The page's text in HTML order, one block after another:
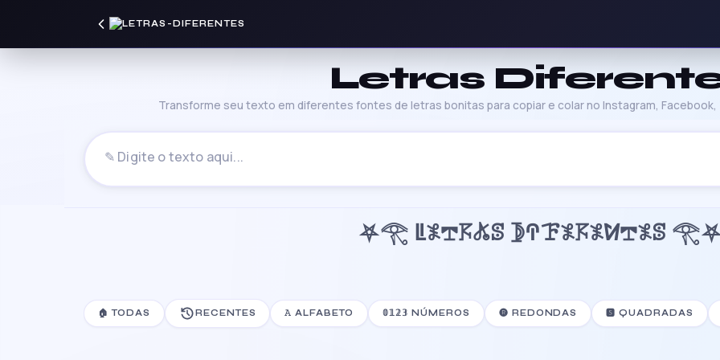
Letras
Transforme seu texto em diferentes fontes de letras bonitas para copiar e colar no Instagram,
⛧𓂀 ꚳ𖤟𖢧𖦪𖤬ꕷ 𖤀ꛈꘘ𖤟𖦪𖤟ꛘ𖢧𖤟ꕷ
🏠 TODAS RECENTES 𝙰 ALFABETO 𝟘𝟙𝟚𝟛 NÚMEROS 🅡 REDONDAS 🆂 QUADRADAS